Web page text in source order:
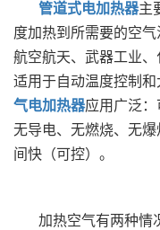
管道式电加热器主
度加热到所需要的空
航空航天、武器工业
适用于自动温度控制和
气电加热器应用广泛：
无导电、无燃烧、无
间快（可控）。
加热空气有两种情